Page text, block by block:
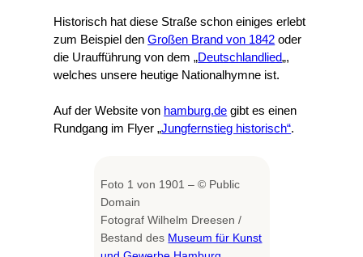
Historisch hat diese Straße schon einiges erlebt
zum Beispiel denGroßen Brand von 1842 oder
die Uraufführung von dem „Deutschlandlied„,
welches unsere heutige Nationalhymne ist.
Auf der Website von hamburg.de gibt es einen
Rundgang im Flyer „Jungfernstieg historisch“.
Foto 1 von 1901 – © Public
Domain
Fotograf Wilhelm Dreesen /
Bestand des Museum für Kunst